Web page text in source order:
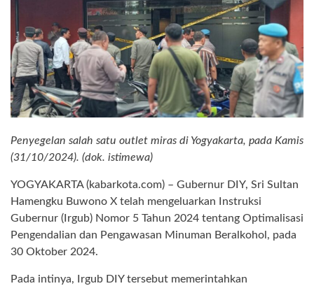
Penyegelan salah satu outlet miras di Yogyakarta, pada Kamis
(31/10/2024). (dok. istimewa)
YOGYAKARTA (kabarkota.com) – Gubernur DIY, Sri Sultan
Hamengku Buwono X telah mengeluarkan Instruksi
Gubernur (Irgub) Nomor 5 Tahun 2024 tentang Optimalisasi
Pengendalian dan Pengawasan Minuman Beralkohol, pada
30 Oktober 2024.
Pada intinya, Irgub DIY tersebut memerintahkan